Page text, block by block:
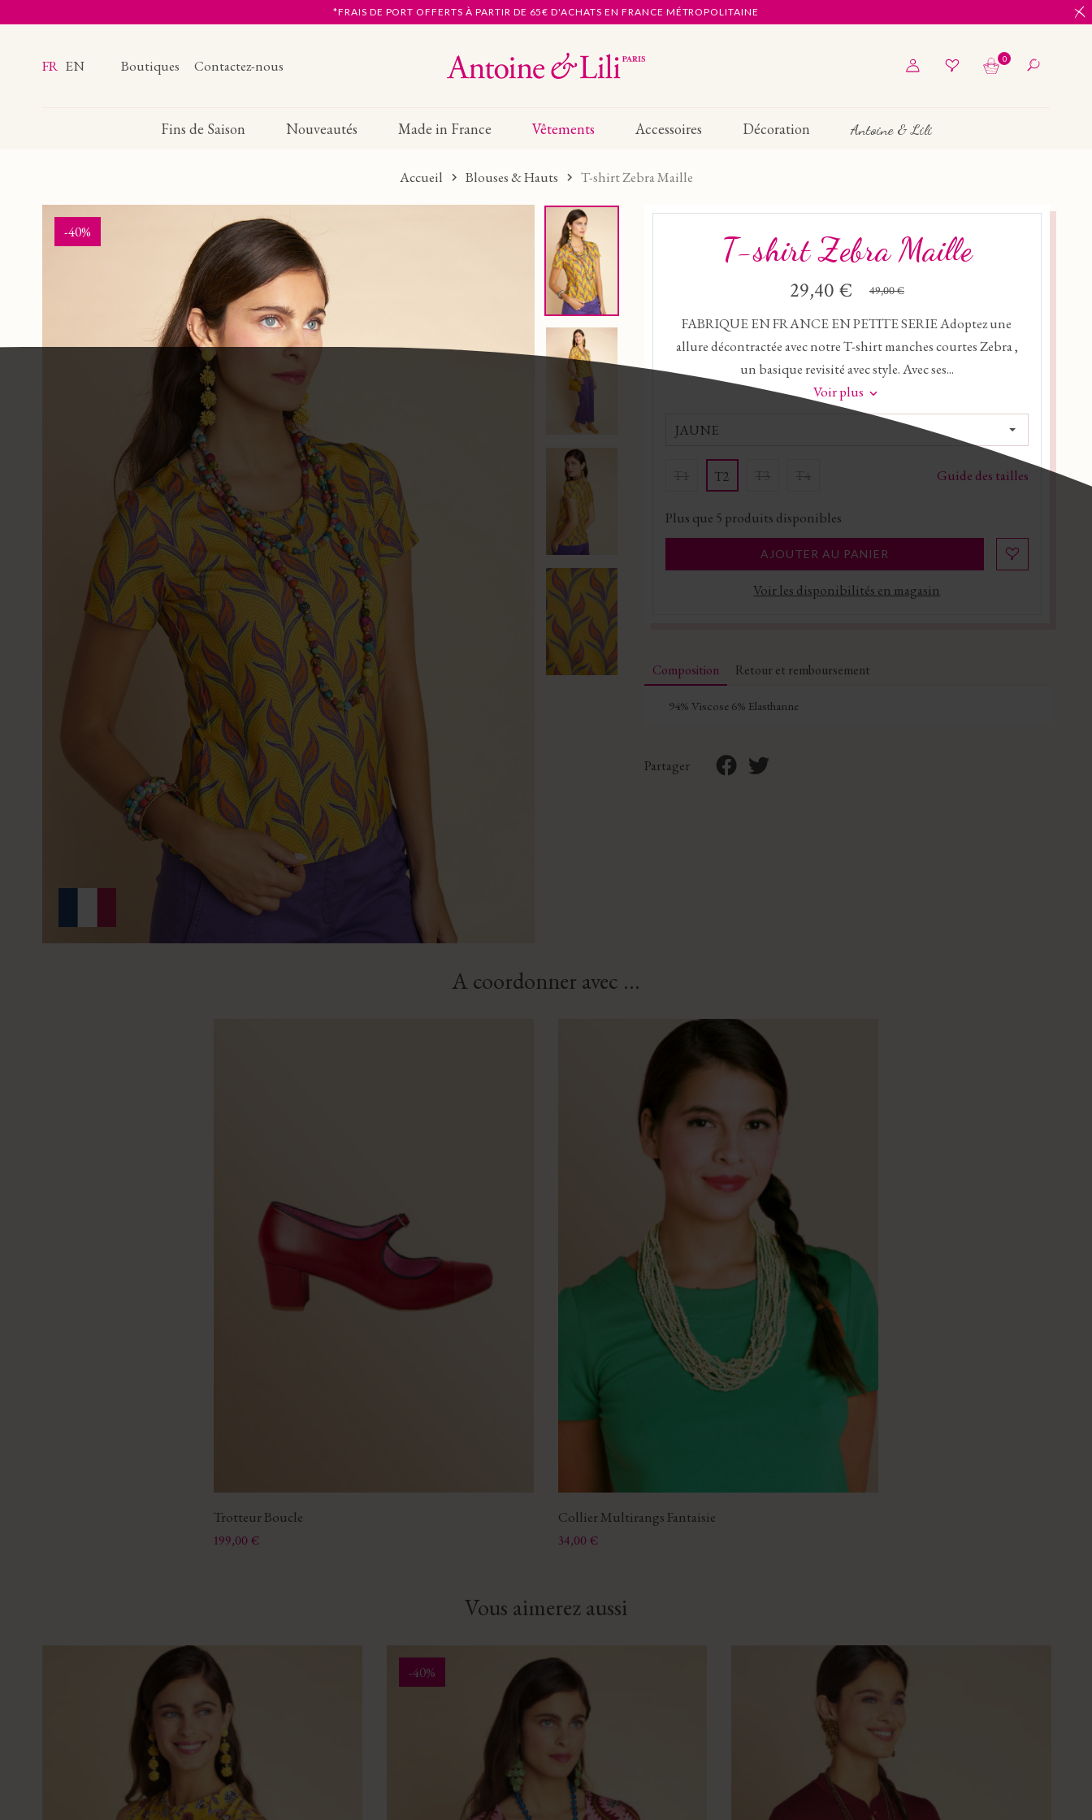
*FRAIS DE PORT OFFERTS À PARTIR DE 65€ D'ACHATS EN FRANCE MÉTROPOLITAINE
FR EN Boutiques Contactez-nous 0
Fins de Saison Nouveautés Made in France Vêtements Accessoires Décoration Antoine & Lili
Accueil Blouses & Hauts T-shirt Zebra Maille
-40% T-shirt Zebra Maille
29,40 € 49,00 €
FABRIQUE EN FRANCE EN PETITE SERIE Adoptez une
allure décontractée avec notre T-shirt manches courtes Zebra ,
un basique revisité avec style. Avec ses...
Voir plus
JAUNE
T2 Guide des tailles
Plus que 5 produits disponibles
AJOUTER AU PANIER
Voir les disponibilités en magasin
Composition Retour et remboursement
94% Viscose 6% Elasthanne
Partager
A coordonner avec ...
Trotteur Boucle
Prix
199,00 €
Collier Multirangs Fantaisie
Prix
34,00 €
Vous aimerez aussi
-40%